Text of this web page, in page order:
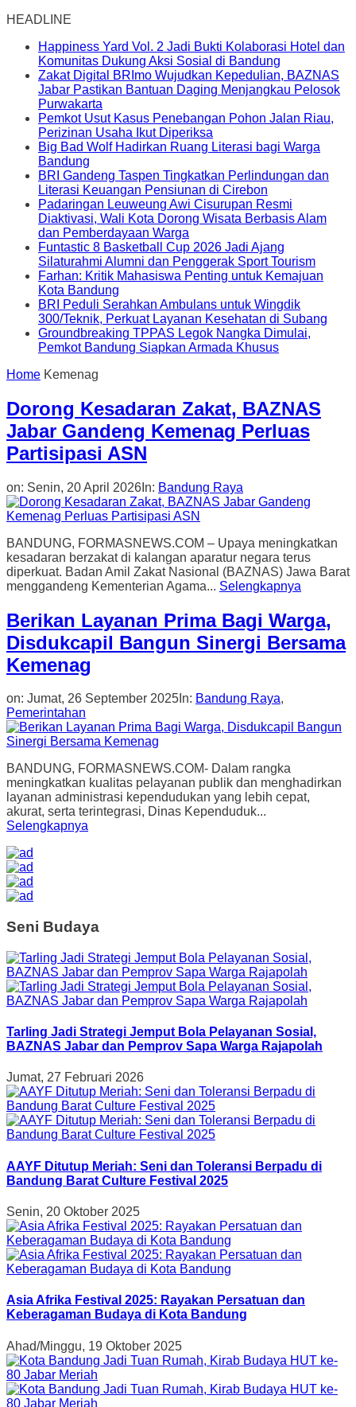
HEADLINE
Happiness Yard Vol. 2 Jadi Bukti Kolaborasi Hotel dan
Komunitas Dukung Aksi Sosial di Bandung
Zakat Digital BRImo Wujudkan Kepedulian, BAZNAS
Jabar Pastikan Bantuan Daging Menjangkau Pelosok
Purwakarta
Pemkot Usut Kasus Penebangan Pohon Jalan Riau,
Perizinan Usaha Ikut Diperiksa
Big Bad Wolf Hadirkan Ruang Literasi bagi Warga
Bandung
BRI Gandeng Taspen Tingkatkan Perlindungan dan
Literasi Keuangan Pensiunan di Cirebon
Padaringan Leuweung Awi Cisurupan Resmi
Diaktivasi, Wali Kota Dorong Wisata Berbasis Alam
dan Pemberdayaan Warga
Funtastic 8 Basketball Cup 2026 Jadi Ajang
Silaturahmi Alumni dan Penggerak Sport Tourism
Farhan: Kritik Mahasiswa Penting untuk Kemajuan
Kota Bandung
BRI Peduli Serahkan Ambulans untuk Wingdik
300/Teknik, Perkuat Layanan Kesehatan di Subang
Groundbreaking TPPAS Legok Nangka Dimulai,
Pemkot Bandung Siapkan Armada Khusus
Home Kemenag
Dorong Kesadaran Zakat, BAZNAS
Jabar Gandeng Kemenag Perluas
Partisipasi ASN
on: Senin, 20 April 2026 In: Bandung Raya
BANDUNG, FORMASNEWS.COM – Upaya meningkatkan
kesadaran berzakat di kalangan aparatur negara terus
diperkuat. Badan Amil Zakat Nasional (BAZNAS) Jawa Barat
menggandeng Kementerian Agama... Selengkapnya
Berikan Layanan Prima Bagi Warga,
Disdukcapil Bangun Sinergi Bersama
Kemenag
on: Jumat, 26 September 2025 In: Bandung Raya,
Pemerintahan
BANDUNG, FORMASNEWS.COM- Dalam rangka
meningkatkan kualitas pelayanan publik dan menghadirkan
layanan administrasi kependudukan yang lebih cepat,
akurat, serta terintegrasi, Dinas Kependuduk...
Selengkapnya
Seni Budaya
Tarling Jadi Strategi Jemput Bola Pelayanan Sosial,
BAZNAS Jabar dan Pemprov Sapa Warga Rajapolah
Jumat, 27 Februari 2026
AAYF Ditutup Meriah: Seni dan Toleransi Berpadu di
Bandung Barat Culture Festival 2025
Senin, 20 Oktober 2025
Asia Afrika Festival 2025: Rayakan Persatuan dan
Keberagaman Budaya di Kota Bandung
Ahad/Minggu, 19 Oktober 2025